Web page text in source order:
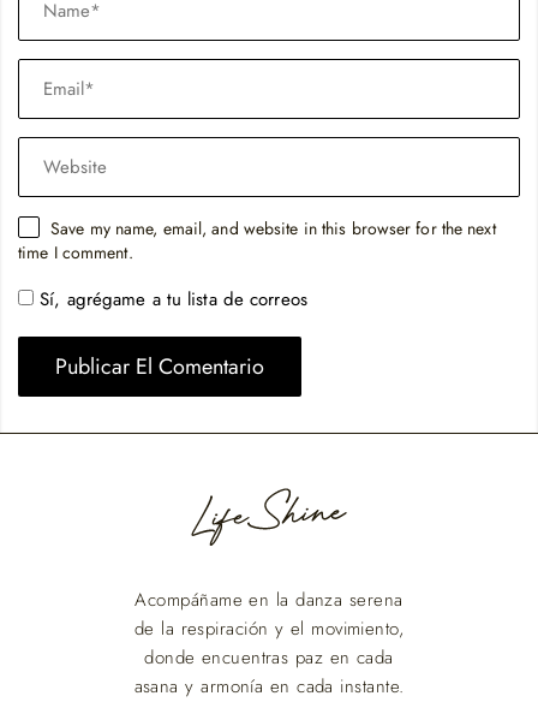
Save my name, email, and website in this browser for the next
time I comment.
Sí, agrégame a tu lista de correos
Acompáñame en la danza serena
de la respiración y el movimiento,
donde encuentras paz en cada
asana y armonía en cada instante.